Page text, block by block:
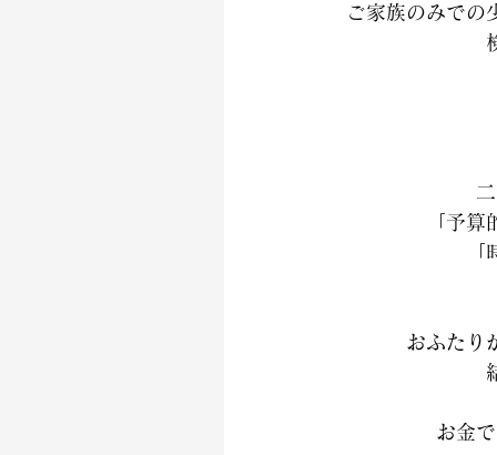
ご家族のみでの
「予
おふたり
お金